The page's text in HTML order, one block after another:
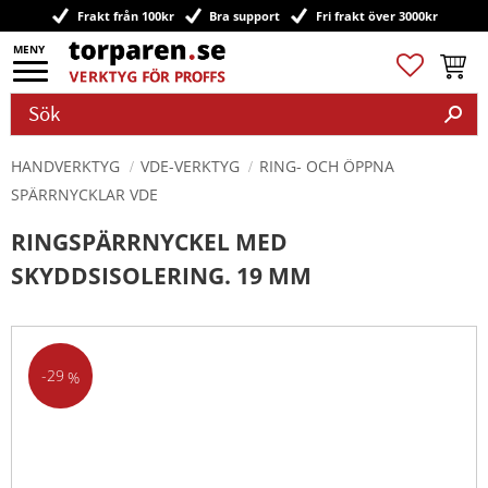
Meny
Frakt från 100kr Bra support Fri frakt över 3000kr
Favoriter
HANDVERKTYG VDE-VERKTYG
RING- OCH ÖPPNA
SPÄRRNYCKLAR VDE
RINGSPÄRRNYCKEL MED
SKYDDSISOLERING. 19 MM
29 %